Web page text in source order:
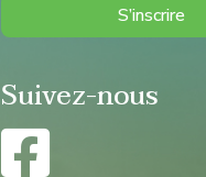
S’inscrire
Suivez-nous